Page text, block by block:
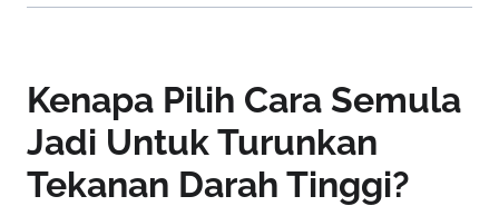
Kenapa Pilih Cara Semula
Jadi Untuk Turunkan
Tekanan Darah Tinggi?